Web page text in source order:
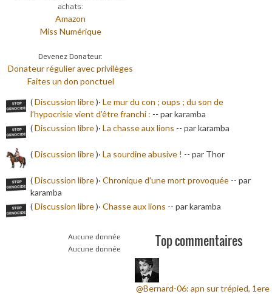
achats:
Amazon
Miss Numérique
Devenez Donateur:
Donateur régulier avec privilèges
Faites un don ponctuel
(Discussion libre)· Le mur du con ; oups ; du son de
l’hypocrisie vient d’être franchi : -- par karamba
(Discussion libre)· La chasse aux lions -- par karamba
(Discussion libre)· La sourdine abusive ! -- par Thor
(Discussion libre)· Chronique d'une mort provoquée -- par
karamba
(Discussion libre)· Chasse aux lions -- par karamba
Aucune donnée
Aucune donnée
Top commentaires
@Bernard-06: apn sur trépied, 1ere